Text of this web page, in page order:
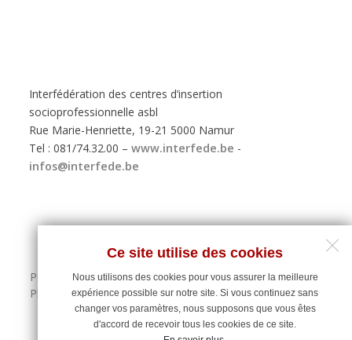
Ce site utilise des cookies
Nous utilisons des cookies pour vous assurer la meilleure
expérience possible sur notre site. Si vous continuez sans
changer vos paramètres, nous supposons que vous êtes
d'accord de recevoir tous les cookies de ce site.
Interfédération des centres d’insertion
socioprofessionnelle asbl
Rue Marie-Henriette, 19-21 5000 Namur
Tel : 081/74.32.00 –www.interfede.be -
infos@interfede.be
Politique de protection des données personnelles
Plan du site